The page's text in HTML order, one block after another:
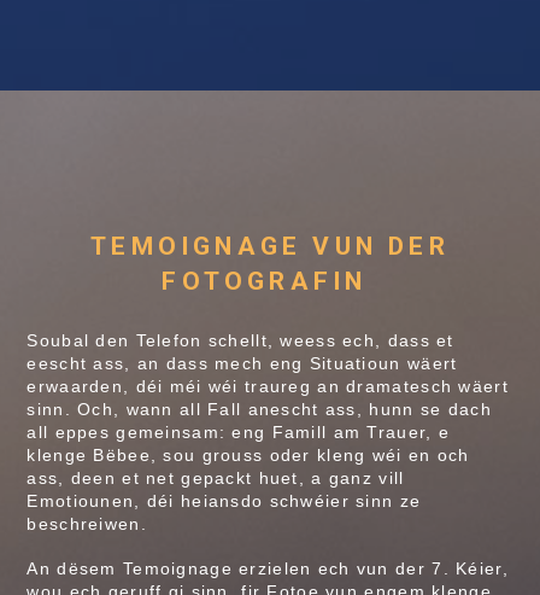
TEMOIGNAGE VUN DER
FOTOGRAFIN
Soubal den Telefon schellt, weess ech, dass et
eescht ass, an dass mech eng Situatioun wäert
erwaarden, déi méi wéi traureg an dramatesch wäert
sinn. Och, wann all Fall anescht ass, hunn se dach
all eppes gemeinsam: eng Famill am Trauer, e
klenge Bëbee, sou grouss oder kleng wéi en och
ass, deen et net gepackt huet, a ganz vill
Emotiounen, déi heiansdo schwéier sinn ze
beschreiwen.
An dësem Temoignage erzielen ech vun der 7. Kéier,